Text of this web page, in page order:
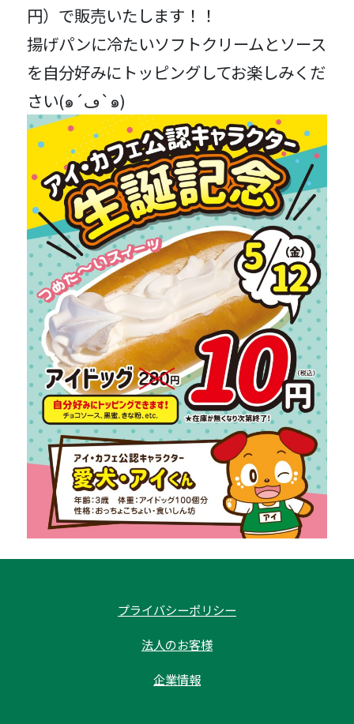
円）で販売いたします！！
揚げパンに冷たいソフトクリームとソース
を自分好みにトッピングしてお楽しみくだ
さい(๑´ڡ`๑)
プライバシーポリシー
法人のお客様
企業情報